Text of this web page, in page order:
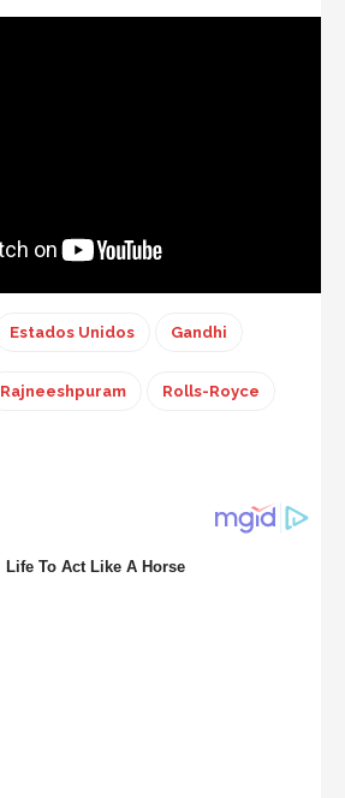
Estados Unidos Gandhi
Rajneeshpuram Rolls-Royce